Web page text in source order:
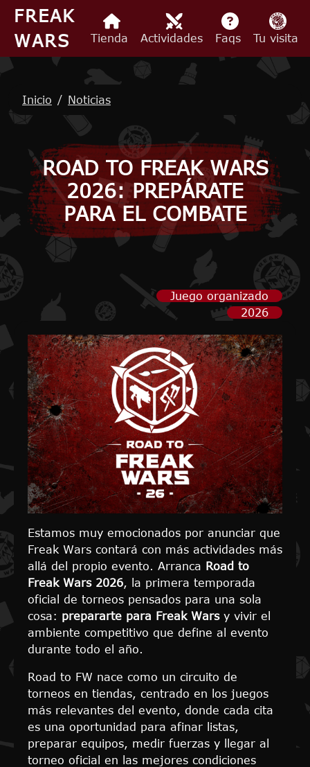
Pasar al contenido principal
FREAK
WARS
Tienda Actividades Faqs Tu visita
Ruta de navegación
Inicio Noticias
ROAD TO FREAK WARS
2026: PREPÁRATE
PARA EL COMBATE
Juego organizado
2026
Estamos muy emocionados por anunciar que
Freak Wars contará con más actividades más
allá del propio evento. Arranca Road to
Freak Wars 2026, la primera temporada
oficial de torneos pensados para una sola
cosa: prepararte para Freak Warsy vivir el
ambiente competitivo que define al evento
durante todo el año.
Road to FW nace como un circuito de
torneos en tiendas, centrado en los juegos
más relevantes del evento, donde cada cita
es una oportunidad para afinar listas,
preparar equipos, medir fuerzas y llegar al
torneo oficial en las mejores condiciones